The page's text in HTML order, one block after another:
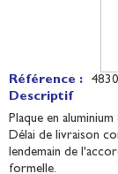
Référence :
Descriptif
Plaque en
Délai de livraison
lendemain de
formelle.